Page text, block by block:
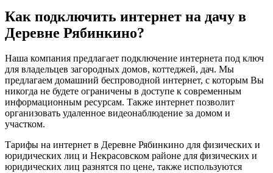
Как подключить интернет на дачу в
Деревне Рябинкино?
Наша компания предлагает подключение интернета под ключ
для владельцев загородных домов, коттеджей, дач. Мы
предлагаем домашний беспроводной интернет, с которым Вы
никогда не будете ограничены в доступе к современным
информационным ресурсам. Также интернет позволит
организовать удаленное видеонаблюдение за домом и
участком.
Тарифы на интернет в Деревне Рябинкино для физических и
юридических лиц и Некрасовском районе для физических и
юридических лиц разнятся по цене, также используются